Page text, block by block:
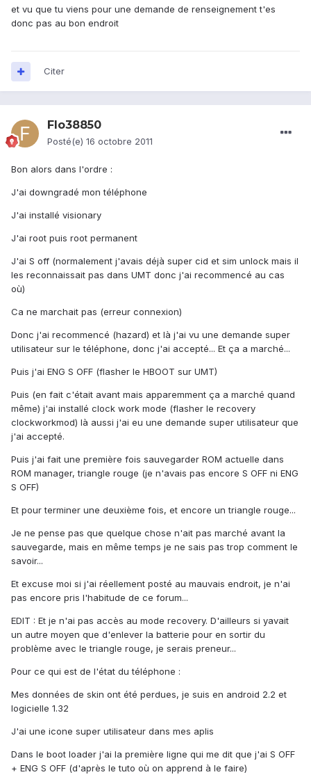
et vu que tu viens pour une demande de renseignement t'es
donc pas au bon endroit
Citer
Flo38850
Posté(e) 16 octobre 2011
Bon alors dans l'ordre :
J'ai downgradé mon téléphone
J'ai installé visionary
J'ai root puis root permanent
J'ai S off (normalement j'avais déjà super cid et sim unlock mais il
les reconnaissait pas dans UMT donc j'ai recommencé au cas
où)
Ca ne marchait pas (erreur connexion)
Donc j'ai recommencé (hazard) et là j'ai vu une demande super
utilisateur sur le téléphone, donc j'ai accepté... Et ça a marché...
Puis j'ai ENG S OFF (flasher le HBOOT sur UMT)
Puis (en fait c'était avant mais apparemment ça a marché quand
même) j'ai installé clock work mode (flasher le recovery
clockworkmod) là aussi j'ai eu une demande super utilisateur que
j'ai accepté.
Puis j'ai fait une première fois sauvegarder ROM actuelle dans
ROM manager, triangle rouge (je n'avais pas encore S OFF ni ENG
S OFF)
Et pour terminer une deuxième fois, et encore un triangle rouge...
Je ne pense pas que quelque chose n'ait pas marché avant la
sauvegarde, mais en même temps je ne sais pas trop comment le
savoir...
Et excuse moi si j'ai réellement posté au mauvais endroit, je n'ai
pas encore pris l'habitude de ce forum...
EDIT : Et je n'ai pas accès au mode recovery. D'ailleurs si yavait
un autre moyen que d'enlever la batterie pour en sortir du
problème avec le triangle rouge, je serais preneur...
Pour ce qui est de l'état du téléphone :
Mes données de skin ont été perdues, je suis en android 2.2 et
logicielle 1.32
J'ai une icone super utilisateur dans mes aplis
Dans le boot loader j'ai la première ligne qui me dit que j'ai S OFF
+ ENG S OFF (d'après le tuto où on apprend à le faire)